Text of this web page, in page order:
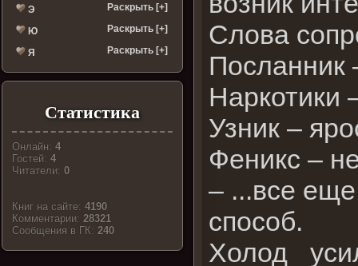
Э Раскрыть [+]
Ю Раскрыть [+]
Я Раскрыть [+]
Статистика
Онлайн:4
Гостей:4
Читатели:0
Книг на сайте:4190
Комментарии:28321
Cообщения в ГК:240
Слова
Посланник
Наркотики
Узник –
Феникс –
– ...все
способ.
Холод